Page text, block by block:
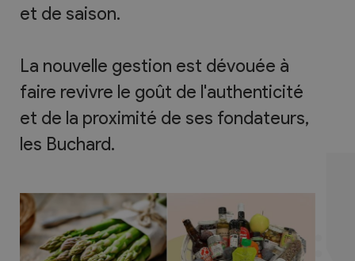
et de saison.
​La nouvelle gestion est dévouée à
faire revivre le goût de l'authenticité
et de la proximité de ses fondateurs,
les Buchard.